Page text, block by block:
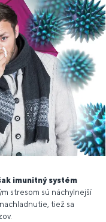
imunitný systém
stresom sú náchylnejší
tiež sa